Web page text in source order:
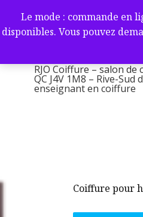
Le mode : commande en
disponibles. Vous pouvez
contenu
RJO
-2035E Av.
RJO Coiffure – salon
QC J4V 1M8 – Rive-
enseignant en coiffure
Coiffure pour